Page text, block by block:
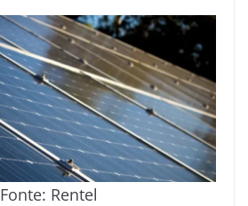
Fonte: Rentel